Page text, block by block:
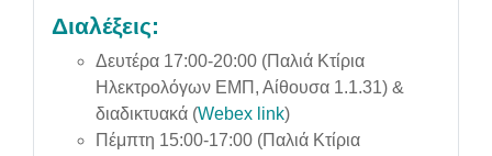
Διαλέξεις:
Δευτέρα 17:00-20:00 (Παλιά Κτίρια
Ηλεκτρολόγων ΕΜΠ, Αίθουσα 1.1.31) &
διαδικτυακά (Webex link)
Πέμπτη 15:00-17:00 (Παλιά Κτίρια